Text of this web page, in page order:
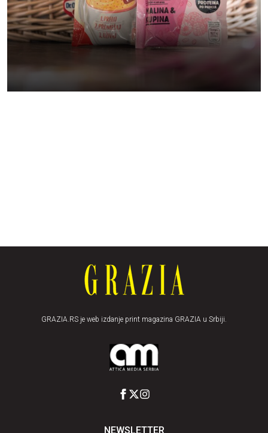
GRAZIA.RS je web izdanje print magazina GRAZIA u Srbiji.
NEWSLETTER